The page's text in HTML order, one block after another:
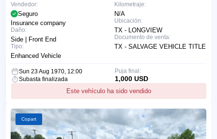
Kilometraje:
N/A
Ubicación:
TX - LONGVIEW
Documento de venta:
TX - SALVAGE VEHICLE TITLE
Vendedor:
Seguro
Insurance company
Daño:
Side | Front End
Tipo:
Enhanced Vehicle
Sun 23 Aug 1970, 12:00
Subasta finalizada
Este vehículo ha sido vendido
Puja final:
1,000 USD
Copart